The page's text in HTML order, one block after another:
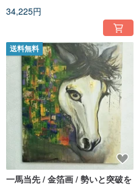
34,225円
送料無料
一馬当先 / 金箔画 / 勢いと突破を